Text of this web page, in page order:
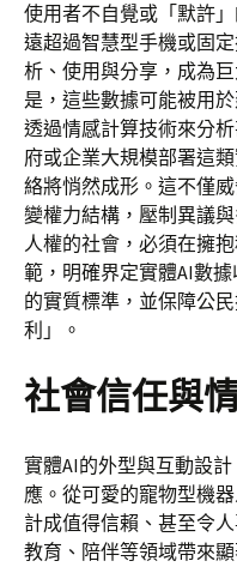
使用者不自覺或「默許
遠超過智慧型手機或固
析、使用與分享，成為
是，這些數據可能被用
透過情感計算技術來分
府或企業大規模部署這
絡將悄然成形。這不僅
變權力結構，壓制異議
人權的社會，必須在擁
範，明確界定實體AI數據
的實質標準，並保障公
利」。
社會信任與
實體AI的外型與互動設
應。從可愛的寵物型機
計成值得信賴、甚至令
教育、陪伴等領域帶來